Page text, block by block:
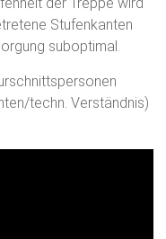
Stufenkanten
suboptimal.
techn. Verständnis)